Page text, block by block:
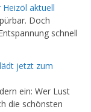
aktuell
Doch
schnell
jetzt zum
ein: Wer Lust
die schönsten